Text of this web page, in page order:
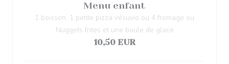
Menu enfant
1 boisson, 1 petite pizza vésuvio ou 4 fromage ou
Nuggets frites et une boule de glace
10,50 EUR